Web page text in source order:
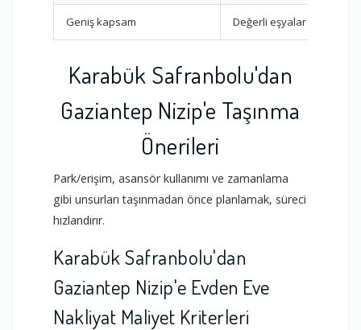
Geniş kapsam Değerli eşyalar
Karabük Safranbolu'dan
Gaziantep Nizip'e Taşınma
Önerileri
Park/erişim, asansör kullanımı ve zamanlama
gibi unsurları taşınmadan önce planlamak, süreci
hızlandırır.
Karabük Safranbolu'dan
Gaziantep Nizip'e Evden Eve
Nakliyat Maliyet Kriterleri